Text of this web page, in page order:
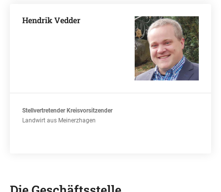
Hendrik Vedder
Stellvertretender Kreisvorsitzender
Landwirt aus Meinerzhagen